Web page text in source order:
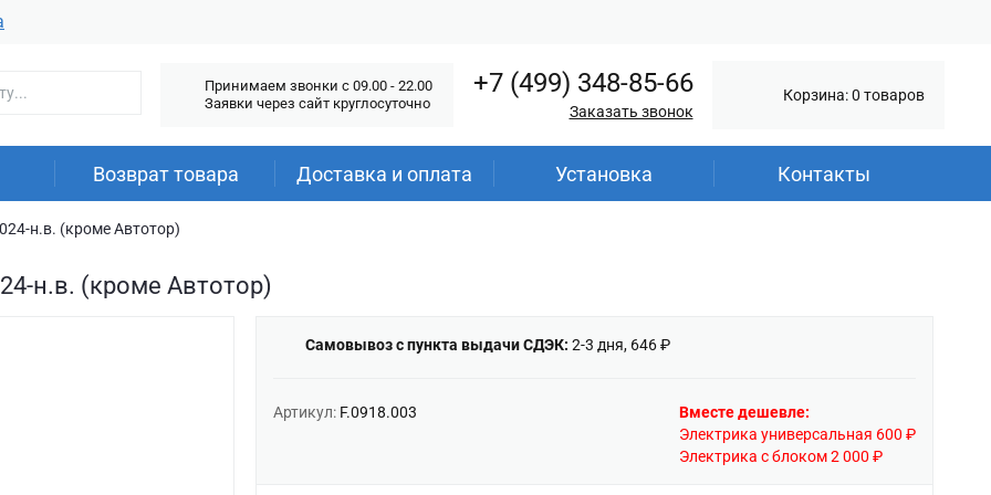
Принимаем звонки c 09.00 - 22.00
Заявки через сайт круглосуточно
+7 (499) 348-85-66
Заказать звонок
Корзина: 0 товаров
Возврат товара Доставка и оплата Установка Контакты
н.в. (кроме Автотор)
н.в. (кроме Автотор)
Самовывоз с пункта выдачи СДЭК: 2-3 дня, 646 ₽
Артикул: F.0918.003
Вместе дешевле:
Электрика универсальная 600 ₽
Электрика с блоком 2 000 ₽